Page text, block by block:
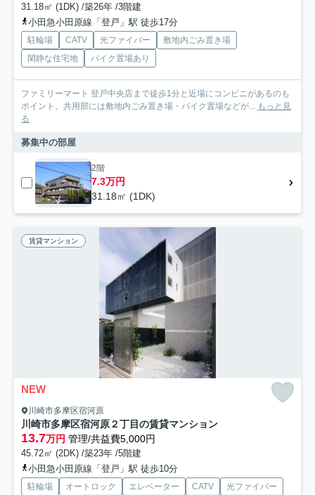
31.18㎡ (1DK) /築26年 /3階建
小田急小田原線「登戸」駅 徒歩17分
駐輪場 CATV 光ファイバー
敷地内ごみ置き場
閑静な住宅地
バイク置場あり
ファミリーマート 登戸中央店まで徒歩1分と近場にコンビニがあるのも
ポイント。共用部には敷地内ごみ置き場・バイク置場などが... もっと見
る
募集中の部屋
2階
7.3万円
31.18㎡ (1DK)
賃貸マンション
NEW
川崎市多摩区宿河原
川崎市多摩区宿河原２丁目の賃貸マンション
13.7万円 管理/共益費5,000円
45.72㎡ (2DK) /築23年 /5階建
小田急小田原線「登戸」駅 徒歩10分
駐輪場 オートロック エレベーター CATV
光ファイバー